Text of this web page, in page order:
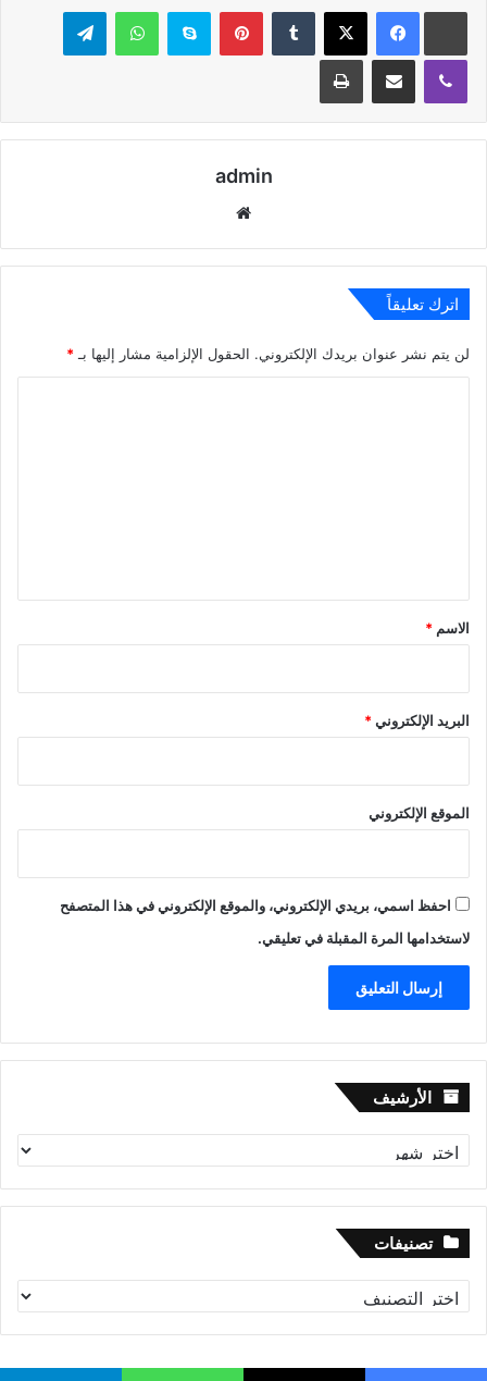
بينتيريستسكايب واتساب تيلقرام
ڤايبر مشاركة عبر البريد طباعة
admin
اترك تعليقاً
لن يتم نشر عنوان بريدك الإلكتروني. الحقول الإلزامية مشار إليها بـ *
*
الاسم *
البريد الإلكتروني*
الموقع الإلكتروني
احفظ اسمي، بريدي الإلكتروني، والموقع الإلكتروني في هذا المتصفح
لاستخدامها المرة المقبلة في تعليقي.
الأرشيف الأرشيف
تصنيفات
تصنيفات